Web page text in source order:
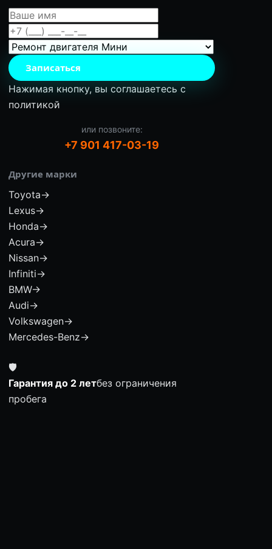
Записаться
Нажимая кнопку, вы соглашаетесь с
политикой
или позвоните:
+7 901 417-03-19
Другие марки
Toyota→
Lexus→
Honda→
Acura→
Nissan→
Infiniti→
BMW→
Audi→
Volkswagen→
Mercedes-Benz→
🛡
Гарантия до 2 летбез ограничения
пробега